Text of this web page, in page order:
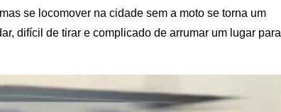
se locomover na cidade sem a moto se torna um
difícil de tirar e complicado de arrumar um lugar para